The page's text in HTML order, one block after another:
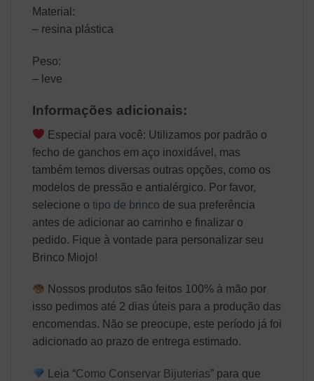
Material:
– resina plástica
Peso:
– leve
Informações adicionais:
Especial para você: Utilizamos por padrão o
fecho de ganchos em aço inoxidável, mas
também temos diversas outras opções, como os
modelos de pressão e antialérgico. Por favor,
selecione o tipo de brinco de sua preferência
antes de adicionar ao carrinho e finalizar o
pedido. Fique à vontade para personalizar seu
Brinco Miojo!
Nossos produtos são feitos 100% à mão por
isso pedimos até 2 dias úteis para a produção das
encomendas. Não se preocupe, este período já foi
adicionado ao prazo de entrega estimado.
Leia “Como Conservar Bijuterias” para que